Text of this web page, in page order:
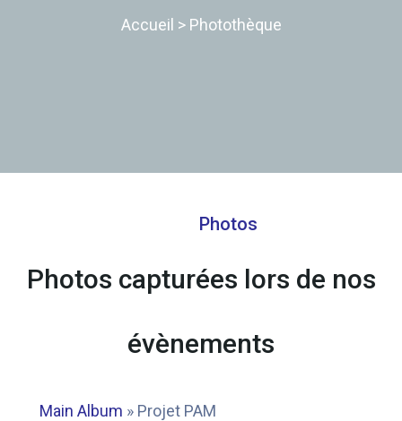
Accueil > Photothèque
Photos
Photos capturées lors de nos
évènements
Main Album » Projet PAM